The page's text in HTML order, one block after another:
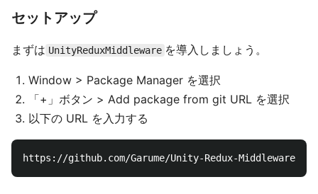
セットアップ
まずは UnityReduxMiddleware を導入しましょう。
Window > Package Manager を選択
「+」ボタン > Add package from git URL を選択
以下の URL を入力する